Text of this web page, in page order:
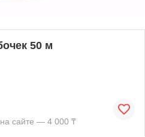
50 м
сайте — 4 000 ₸